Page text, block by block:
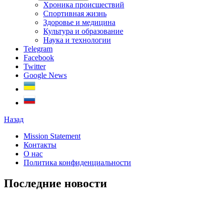
Хроника происшествий
Спортивная жизнь
Здоровье и медицина
Культура и образование
Наука и технологии
Telegram
Facebook
Twitter
Google News
Назад
Mission Statement
Контакты
О нас
Политика конфиденциальности
Последние новости